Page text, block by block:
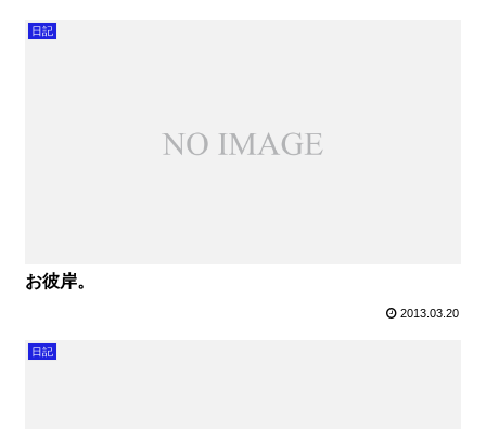
日記
お彼岸。
2013.03.20
日記